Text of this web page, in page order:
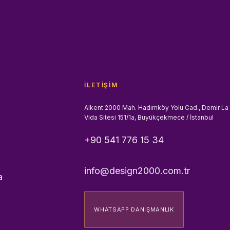
İLETIŞIM
Alkent 2000 Mah. Hadımköy Yolu Cad., Demir La
Vida Sitesi 151/1a, Büyükçekmece / İstanbul
+90 541 776 15 34
info@design2000.com.tr
WHATSAPP DANIŞMANLIK